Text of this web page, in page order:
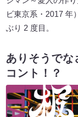
ビ東京系・2017 年
ぶり 2 度目。
ありそうでな
コント！？